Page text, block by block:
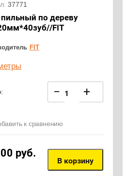
37771
по дереву
FIT
FIT
− +
к сравнению
руб.
В корзину